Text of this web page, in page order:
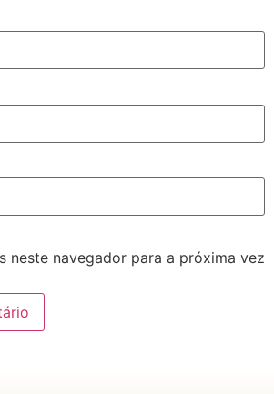
neste navegador para a próxima vez